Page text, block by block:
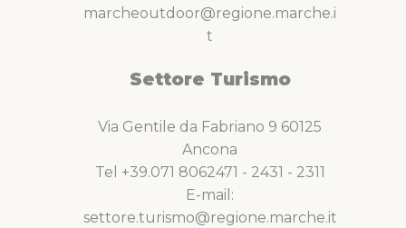
marcheoutdoor@regione.marche.i
t
Settore Turismo
Via Gentile da Fabriano 9 60125
Ancona
Tel +39.071 8062471 - 2431 - 2311
E-mail:
settore.turismo@regione.marche.it